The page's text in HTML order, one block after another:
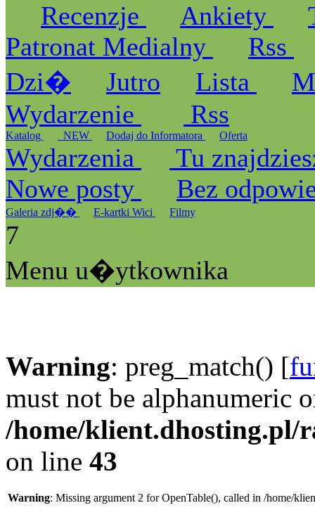
Recenzje
Ankiety
Patronat Medialny
Rss
Dzi�
Jutro Lista
Wydarzenie
Rss
Katalog _NEW Dodaj do Informatora Oferta
Wydarzenia
Tu
Nowe posty
Bez
Galeria zdj�� E-kartki Wici Filmy
7
Menu u�ytkownika
Warning: preg_match() [
must not be alphanumeric
/home/klient.dhosting.pl/
on line 43
Warning: Missing argument 2 for OpenTable(), called in /home/